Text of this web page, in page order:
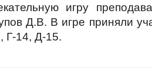
игру
Д.В. В игре приняли
Г-14, Д-15.